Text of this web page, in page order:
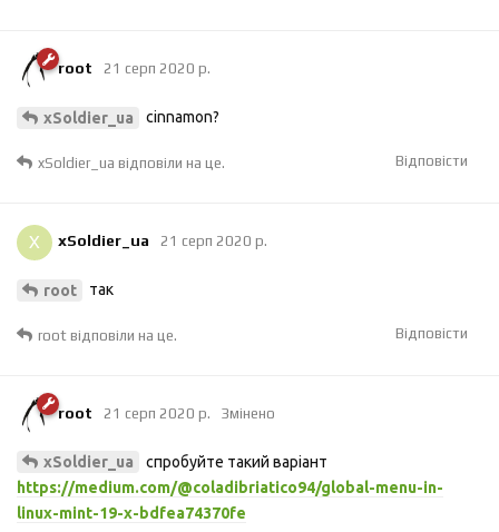
root 21 серп 2020 р.
xSoldier_ua cinnamon?
Відповісти
xSoldier_ua відповіли на це.
X xSoldier_ua 21 серп 2020 р.
root так
Відповісти
root відповіли на це.
root 21 серп 2020 р. Змінено
xSoldier_ua
спробуйте такий варіант
https://medium.com/@coladibriatico94/global-menu-in-
linux-mint-19-x-bdfea74370fe